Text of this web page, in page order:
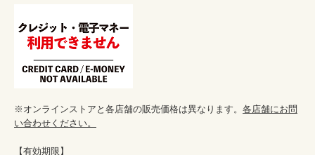
※オンラインストアと各店舗の販売価格は異なります。 各店舗にお問
い合わせください。
【有効期限】